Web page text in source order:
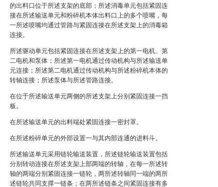
的出料口位于所述支架的底部；所述消毒单元包括紧固连
接在所述输送单元和粉碎机本体出料口上的多个喷嘴，每
一所述喷嘴均通过管路与紧固连接在所述支架上的消毒箱
连接。
所述驱动单元包括紧固连接在所述支架上的第一电机、第
二电机和泵体；所述第一电机通过传动机构与所述输送单
元连接；所述第二电机通过传动机构与所述粉碎机本体的
转轴连接；所述泵体与所述管路连接。
在位于所述输送单元两侧的所述支架上分别紧固连接一挡
板。
在所述输送单元的出料端处紧固连接一密封罩。
在所述粉碎单元的外部设置一与其内部连通的进料斗。
所述输送单元采用链轮输送装置，所述链轮输送装置包括
分别转动连接在所述支架上部两端的转轴，在每一所述转
轴的两端分别紧固连接一链轮，两所述转轴同一端的两所
述链轮共同支撑一链条；在两所述链条之间紧固连接有多